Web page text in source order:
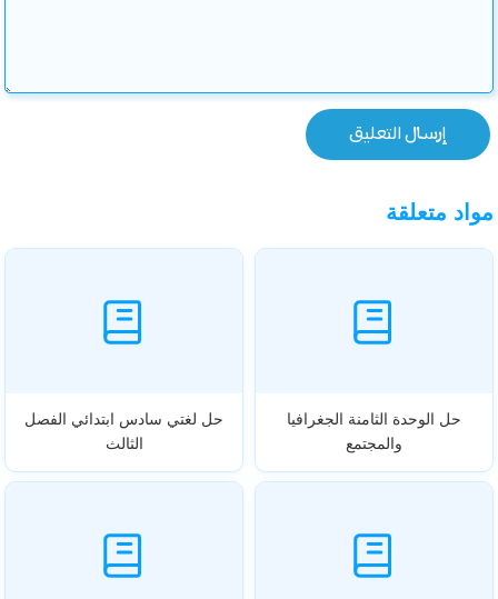
مواد متعلقة
حل الوحدة الثامنة الجغرافيا
والمجتمع
حل لغتي سادس ابتدائي الفصل
الثالث